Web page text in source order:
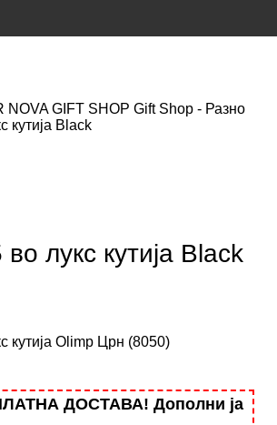
NOVA GIFT SHOP Gift Shop - Разно
кутија Black
лукс кутија Black
кутија Olimp Црн (8050)
ДОСТАВА! Дополни ја